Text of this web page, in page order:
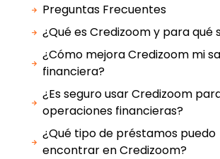
Preguntas Frecuentes
¿Qué es Credizoom y para qué
¿Cómo mejora Credizoom mi
financiera?
¿Es seguro usar Credizoom
operaciones financieras?
¿Qué tipo de préstamos puedo
encontrar en Credizoom?